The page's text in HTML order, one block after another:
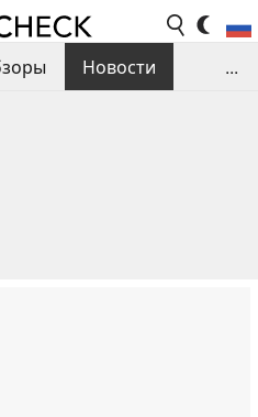
Новости
...